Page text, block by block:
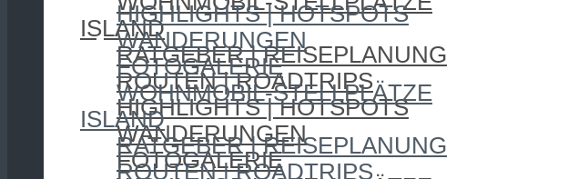
ISLAND
RATGEBER | REISEPLANUNG
ROUTEN | ROADTRIPS
HIGHLIGHTS | HOTSPOTS
WANDERUNGEN
FOTOGALERIE
HIGHLIGHTS | HOTSPOTS
WANDERUNGEN
FOTOGALERIE
WOHNMOBIL-STELLPLÄTZE
ISLAND
RATGEBER | REISEPLANUNG
ROUTEN | ROADTRIPS